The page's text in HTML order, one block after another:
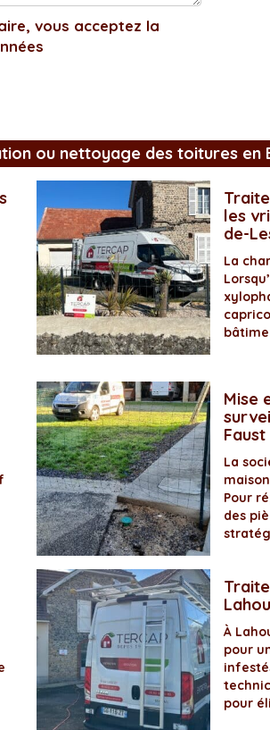
vous acceptez la
ou nettoyage des toitures en
les
de-
La
Mise
Faust
La
Pour
des
À
pour
pour